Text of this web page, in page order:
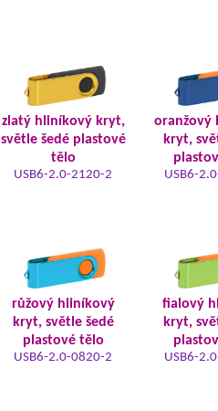
zlatý hliníkový kryt,
světle šedé plastové
tělo
USB6-2.0-2120-2
oranžový
kryt,
USB6-
růžový hliníkový
kryt, světle šedé
plastové tělo
USB6-2.0-0820-2
fialový
kryt,
USB6-